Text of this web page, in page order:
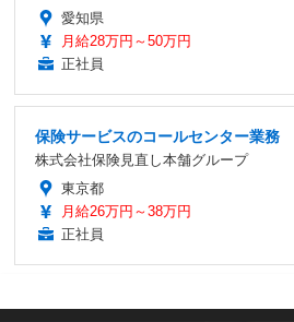
愛知県
月給28万円～50万円
正社員
保険サービスのコールセンター業務
株式会社保険見直し本舗グループ
東京都
月給26万円～38万円
正社員